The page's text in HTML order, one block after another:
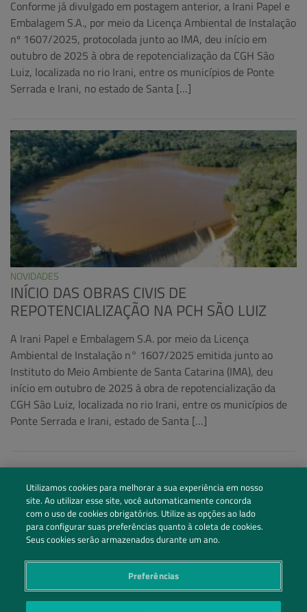
Conforme já divulgado em postagem anterior, a Irani Papel e
Embalagem S.A., por meio da Licença Ambiental de Instalação
nº 1607/2025, protocolada junto ao IMA, deu início em
outubro de 2025 à obra de repotencialização da CGH São
Luiz, localizada no rio Irani, entre os municípios de Ponte
Serrada e Irani, no estado de Santa […]
NOVIDADES
INÍCIO DAS OBRAS CIVIS DE
REPOTENCIALIZAÇÃO NA PCH SÃO LUIZ
A Irani Papel e Embalagem S.A. por meio da Licença
Ambiental de Instalação n° 1607/2025 emitida junto ao
Instituto do Meio Ambiente de Santa Catarina (IMA), deu
início em outubro de 2025 à obra de repotencialização da
CGH São Luiz, localizada no rio Irani, entre os municípios de
Ponte Serrada e Irani, estado de Santa […]
Siga nossas redes sociais
Utilizamos cookies para melhorar a sua experiência em nosso
site. Ao utilizar esse site, você automaticamente concorda
com o uso de cookies obrigatórios. Utilize as opções ao lado
para configurar suas preferências quanto à coleta de cookies.
Seus cookies serão armazenados durante um ano.
Preferências